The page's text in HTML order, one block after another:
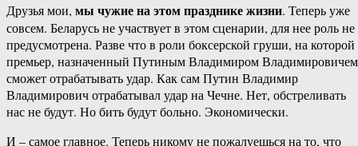
Друзья мои, мы чужие на этом празднике жизни. Теперь уже
совсем. Беларусь не участвует в этом сценарии, для нее роль не
предусмотрена. Разве что в роли боксерской груши, на которой
премьер, назначенный Путиным Владимиром
сможет отрабатывать удар. Как сам Путин Владимир
Владимирович отрабатывал удар на Чечне. Нет, обстреливать
нас не будут. Но бить будут больно. Экономически.
И – самое главное. Теперь никому не пожалуешься на то, что